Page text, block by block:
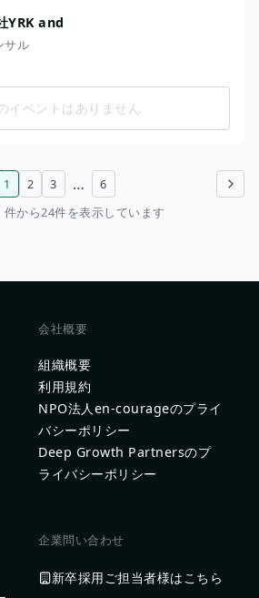
YRK and
サル
イベントはありません
次のページ
1 2 3 …
6
件から24件を表示しています
会社概要
組織概要
利用規約
NPO法人en-courageのプライ
バシーポリシー
Deep Growth Partnersのプ
ライバシーポリシー
企業問い合わせ
新卒採用ご担当者様はこちら